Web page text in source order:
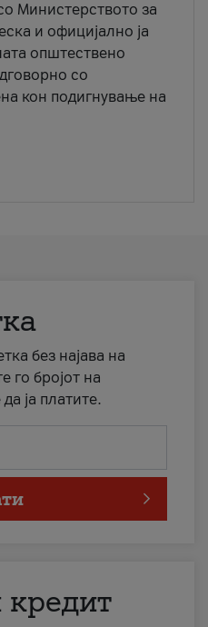
Министерството за
и официјално ја
општествено
со
кон подигнување на
без најава на
го бројот на
ја платите.